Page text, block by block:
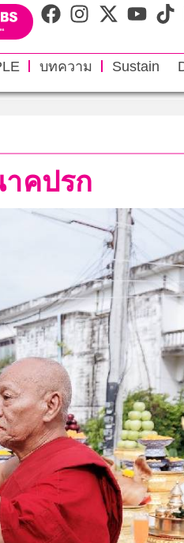
บทความ Sustain
าคปรก